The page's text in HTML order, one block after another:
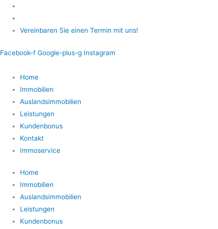
Zum
Inhalt
springenVereinbaren Sie einen Termin mit uns!
Facebook-f Google-plus-g Instagram
Home
Immobilien
Auslandsimmobilien
Leistungen
Kundenbonus
Kontakt
Immoservice
Home
Immobilien
Auslandsimmobilien
Leistungen
Kundenbonus